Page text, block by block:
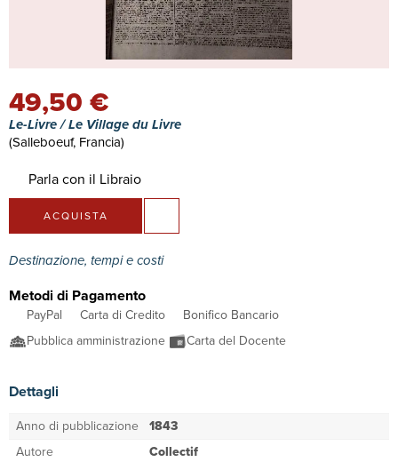
49,50 €
Le-Livre / Le Village du Livre
(Salleboeuf, Francia)
Parla con il Libraio
ACQUISTA
Destinazione, tempi e costi
Metodi di Pagamento
PayPal Carta di Credito
Bonifico Bancario
Pubblica amministrazione
Carta del Docente
Dettagli
Anno di pubblicazione 1843
Autore
Collectif